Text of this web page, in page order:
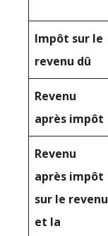
Impôt sur le
revenu dû
Revenu
après impôt
Revenu
après impôt
sur le revenu
et la